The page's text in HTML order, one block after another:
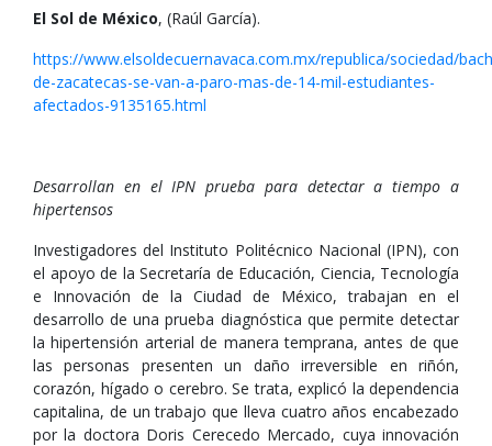
El Sol de México, (Raúl García).
https://www.elsoldecuernavaca.com.mx/republica/sociedad/
de-zacatecas-se-van-a-paro-mas-de-14-mil-estudiantes-
afectados-9135165.html
Desarrollan en el IPN prueba para detectar a tiempo a
hipertensos
Investigadores del Instituto Politécnico Nacional (IPN), con
el apoyo de la Secretaría de Educación, Ciencia, Tecnología
e Innovación de la Ciudad de México, trabajan en el
desarrollo de una prueba diagnóstica que permite detectar
la hipertensión arterial de manera temprana, antes de que
las personas presenten un daño irreversible en riñón,
corazón, hígado o cerebro. Se trata, explicó la dependencia
capitalina, de un trabajo que lleva cuatro años encabezado
por la doctora Doris Cerecedo Mercado, cuya innovación